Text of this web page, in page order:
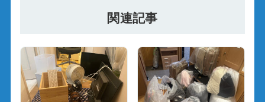
関連記事